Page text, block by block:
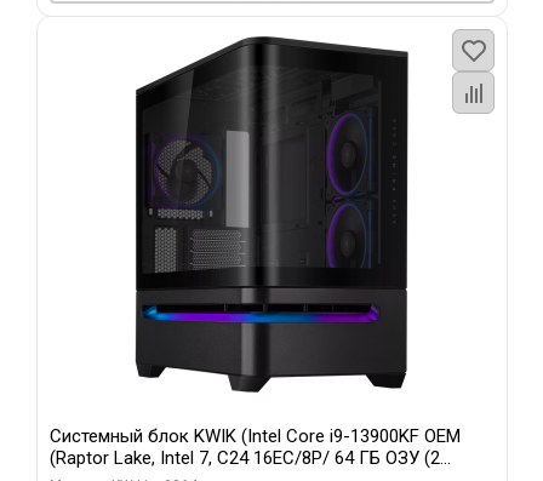
Системный блок KWIK (Intel Core i9-13900KF OEM
(Raptor Lake, Intel 7, C24 16EC/8P/ 64 ГБ ОЗУ (2